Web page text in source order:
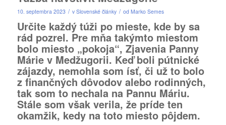
10. septembra 2023 / v Slovenské články / od Marko Semes
Určite každý túži po mieste, kde by sa
rád pozrel. Pre mňa takýmto miestom
bolo miesto „pokoja“, Zjavenia Panny
Márie v Medžugorii. Keď boli pútnické
zájazdy, nemohla som ísť, či už to bolo
z finančných dôvodov alebo rodinných,
tak som to nechala na Pannu Máriu.
Stále som však verila, že príde ten
okamžik, kedy na toto miesto pôjdem.